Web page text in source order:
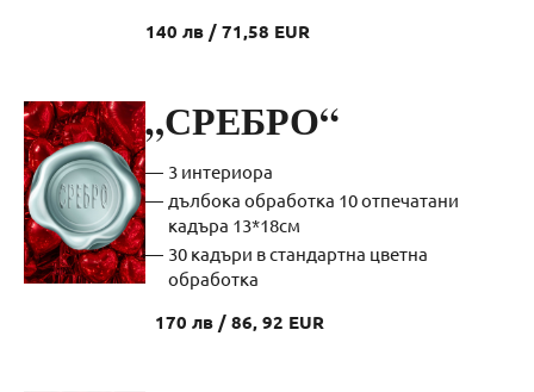
140 лв / 71,58 EUR
„СРЕБРО“
3 интериора
дълбока обработка 10 отпечатани
кадъра 13*18см
30 кадъри в стандартна цветна
обработка
170 лв / 86, 92 EUR